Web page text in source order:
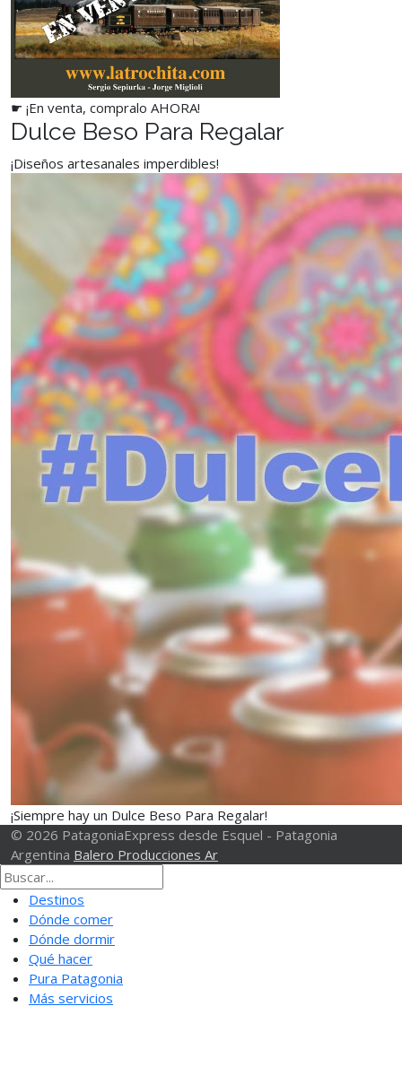
☛ ¡En venta, compralo AHORA!
Dulce Beso Para Regalar
¡Diseños artesanales imperdibles!
¡Siempre hay un Dulce Beso Para Regalar!
© 2026 PatagoniaExpress desde Esquel - Patagonia
Argentina Balero Producciones Ar
Destinos
Dónde comer
Dónde dormir
Qué hacer
Pura Patagonia
Más servicios